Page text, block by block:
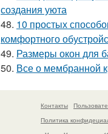
создания уюта
48. 10 простых
комфортного
49. Размеры окон для
50. Все о мембранной
Контакты
Политика